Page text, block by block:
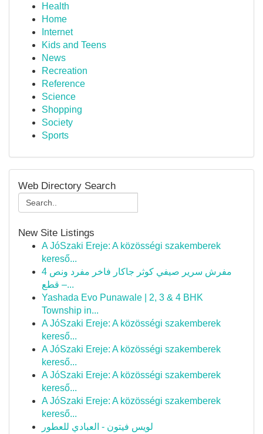
Health
Home
Internet
Kids and Teens
News
Recreation
Reference
Science
Shopping
Society
Sports
Web Directory Search
New Site Listings
A JóSzaki Ereje: A közösségi szakemberek
kereső...
مفرش سرير صيفي كوثر جاكار فاخر مفرد ونص 4
قطع –...
Yashada Evo Punawale | 2, 3 & 4 BHK
Township in...
A JóSzaki Ereje: A közösségi szakemberek
kereső...
A JóSzaki Ereje: A közösségi szakemberek
kereső...
A JóSzaki Ereje: A közösségi szakemberek
kereső...
A JóSzaki Ereje: A közösségi szakemberek
kereső...
لويس فيتون - العبادي للعطور